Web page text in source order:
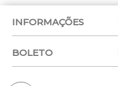
INFORMAÇÕES
BOLETO